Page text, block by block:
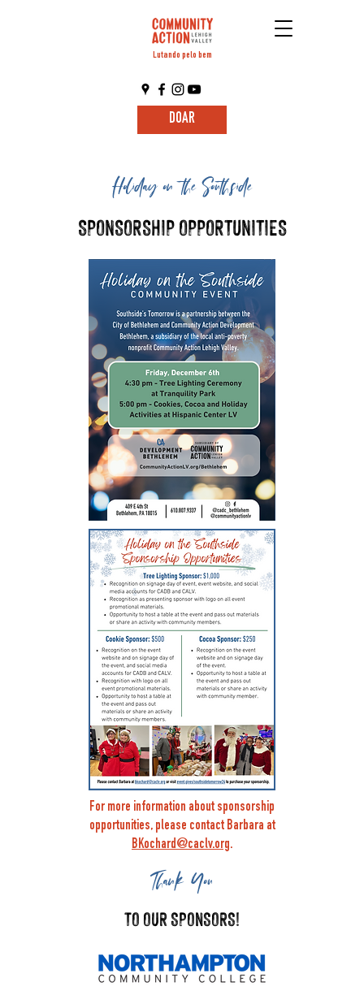
Lutando pelo bem
DOAR
Holiday on the Southside
SPONSORSHIP OPPORTUNITIES
For more information about sponsorship
opportunities, please contact Barbara at
BKochard@caclv.org.
Thank You
TO OUR SPONSORS!